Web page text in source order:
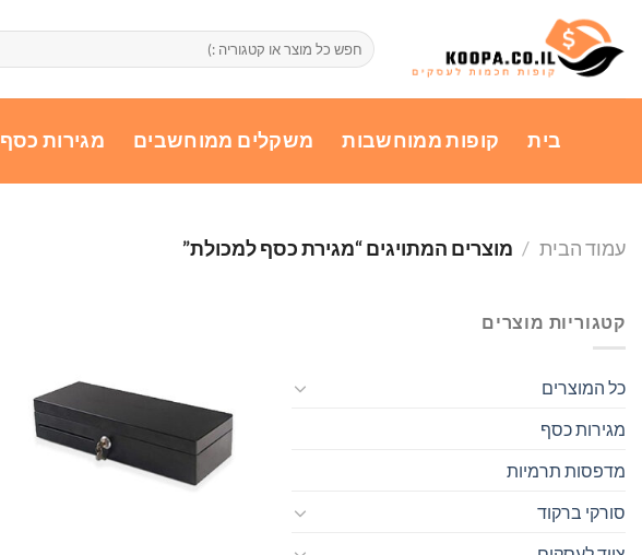
content
חיפוש
עבור:
בית קופות ממוחשבות משקלים ממוחשבים מגירות כסף
עמוד הבית / מוצרים המתויגים “מגירת כסף למכולת”
קטגוריות מוצרים
כל המוצרים
מגירות כסף
מדפסות תרמיות
סורקי ברקוד